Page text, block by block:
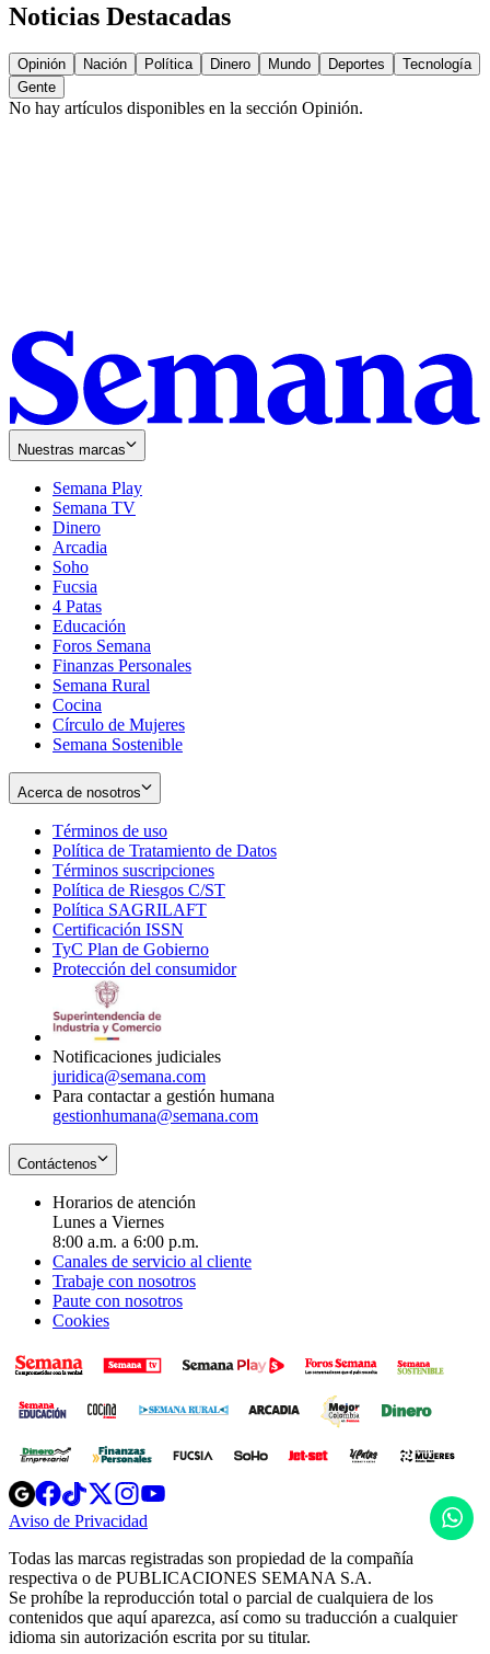
Noticias Destacadas
Opinión Nación Política Dinero Mundo Deportes
Tecnología
Gente
No hay artículos disponibles en la sección Opinión.
Nuestras marcas
Semana Play
Semana TV
Dinero
Arcadia
Soho
in
new
window
Fucsia
in
new
window
4 Patas
Educación
Foros Semana
Finanzas Personales
Semana Rural
Cocina
Círculo de Mujeres
Semana Sostenible
Acerca de nosotros
Términos de uso
in
new
window
Política de Tratamiento de Datos
Términos suscripciones
in
Política de Riesgos C/ST
Política SAGRILAFT
new
window
Certificación ISSN
in
new
TyC Plan de Gobierno
in
Protección del consumidorOpens
Notificaciones judiciales
juridica@semana.com
Para contactar a gestión humana
gestionhumana@semana.com
Contáctenos
Horarios de atención
Lunes a Viernes
8:00 a.m. a 6:00 p.m.
Canales de servicio al cliente
Trabaje con nosotros
Paute con nosotros
Cookies
Opens
in
new
Opens
in
new
Opens
in
new
window
Opens
new
windowwindow
Aviso de Privacidad
new
window
Todas las marcas registradas son propiedad de la compañía
respectiva o de PUBLICACIONES SEMANA S.A.
Se prohíbe la reproducción total o parcial de cualquiera de los
contenidos que aquí aparezca, así como su traducción a cualquier
idioma sin autorización escrita por su titular.